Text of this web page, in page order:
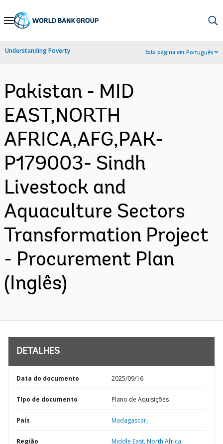
Skip
Navigation
Understanding Poverty Esta página em:Português
Pakistan - MID
EAST,NORTH
AFRICA,AFG,PAK-
P179003- Sindh
Livestock and
Aquaculture Sectors
Transformation Project
- Procurement Plan
(Inglês)
DETALHES
Data do documento 2025/09/16
TIpo de documento Plano de Aquisições
País Madagascar,
Região
Middle East, North Africa,